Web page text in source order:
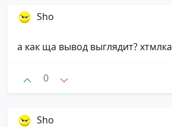
Sho
а как ща вывод выглядит? хтмлка
0
Sho